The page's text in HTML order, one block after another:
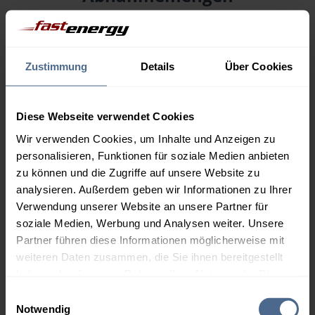
Zustimmung Details Über Cookies
Diese Webseite verwendet Cookies
Wir verwenden Cookies, um Inhalte und Anzeigen zu
personalisieren, Funktionen für soziale Medien anbieten
zu können und die Zugriffe auf unsere Website zu
analysieren. Außerdem geben wir Informationen zu Ihrer
Verwendung unserer Website an unsere Partner für
soziale Medien, Werbung und Analysen weiter. Unsere
Partner führen diese Informationen möglicherweise mit
weiteren Daten zusammen, die Sie ihnen bereitgestellt
Notwendig
154,96 €
3.000 Liter
153,40 €
153,40 €
152,41 €
Preise für Heizöl in Standardqualität nach Ö-Norm C 1109 in € / 100